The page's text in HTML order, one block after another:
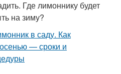
Где лимоннику будет
на зиму?